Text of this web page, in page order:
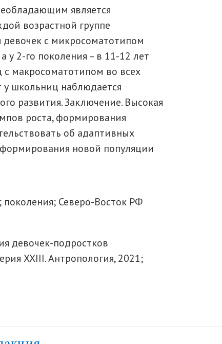
является
возрастной группе
девочек с микросоматотипом
у 2-го поколения – в 11-12 лет
с макросоматотипом во всех
у школьниц наблюдается
развития. Заключение. Высокая
роста, формирования
об адаптивных
новой популяции
Северо-Восток РФ
девочек-подростков
XXIII. Антропология, 2021;